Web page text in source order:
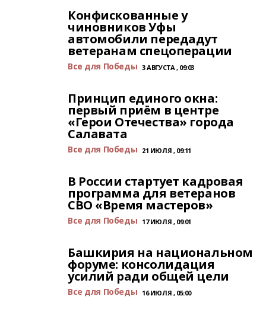
Конфискованные у
чиновников Уфы
автомобили передадут
ветеранам спецоперации
Все для Победы 3 АВГУСТА , 09:03
Принцип единого окна:
первый приём в центре
«Герои Отечества» города
Салавата
Все для Победы 21 ИЮЛЯ , 09:11
В России стартует кадровая
программа для ветеранов
СВО «Время мастеров»
Все для Победы 17 ИЮЛЯ , 09:01
Башкирия на национальном
форуме: консолидация
усилий ради общей цели
Все для Победы 16 ИЮЛЯ , 05:00